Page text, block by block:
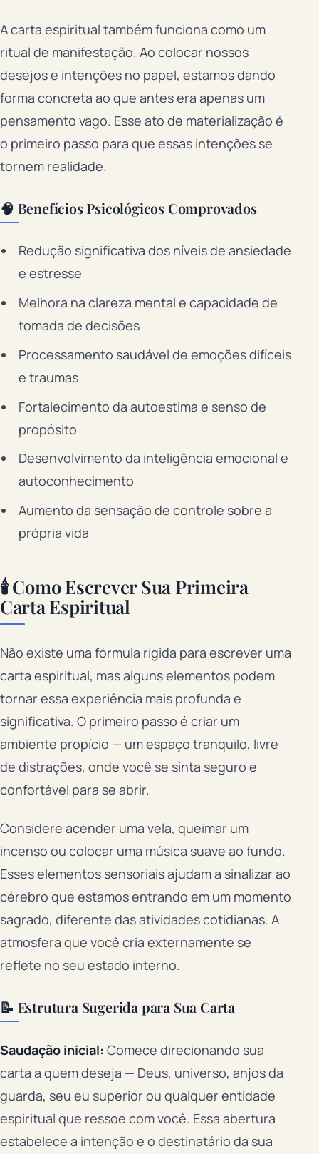
A carta espiritual também funciona como um
ritual de manifestação. Ao colocar nossos
desejos e intenções no papel, estamos dando
forma concreta ao que antes era apenas um
pensamento vago. Esse ato de materialização é
o primeiro passo para que essas intenções se
tornem realidade.
🧠 Benefícios Psicológicos Comprovados
Redução significativa dos níveis de ansiedade
e estresse
Melhora na clareza mental e capacidade de
tomada de decisões
Processamento saudável de emoções difíceis
e traumas
Fortalecimento da autoestima e senso de
propósito
Desenvolvimento da inteligência emocional e
autoconhecimento
Aumento da sensação de controle sobre a
própria vida
🕯️ Como Escrever Sua Primeira
Carta Espiritual
Não existe uma fórmula rígida para escrever uma
carta espiritual, mas alguns elementos podem
tornar essa experiência mais profunda e
significativa. O primeiro passo é criar um
ambiente propício — um espaço tranquilo, livre
de distrações, onde você se sinta seguro e
confortável para se abrir.
Considere acender uma vela, queimar um
incenso ou colocar uma música suave ao fundo.
Esses elementos sensoriais ajudam a sinalizar ao
cérebro que estamos entrando em um momento
sagrado, diferente das atividades cotidianas. A
atmosfera que você cria externamente se
reflete no seu estado interno.
📝 Estrutura Sugerida para Sua Carta
Saudação inicial: Comece direcionando sua
carta a quem deseja — Deus, universo, anjos da
guarda, seu eu superior ou qualquer entidade
espiritual que ressoe com você. Essa abertura
estabelece a intenção e o destinatário da sua